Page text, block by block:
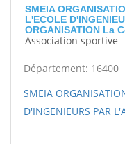
SMEIA
L'ECOLE
ORGANISATION La
Association sportive
Département: 16400
SMEIA
D'INGENIEURS PAR